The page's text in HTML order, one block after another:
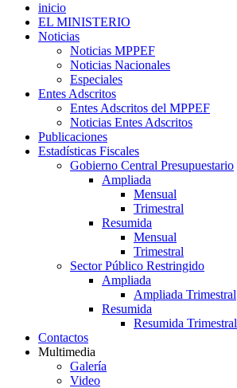
inicio
EL MINISTERIO
Noticias
Noticias MPPEF
Noticias Nacionales
Especiales
Entes Adscritos
Entes Adscritos del MPPEF
Noticias Entes Adscritos
Publicaciones
Estadísticas Fiscales
Gobierno Central Presupuestario
Ampliada
Mensual
Trimestral
Resumida
Mensual
Trimestral
Sector Público Restringido
Ampliada
Ampliada Trimestral
Resumida
Resumida Trimestral
Contactos
Multimedia
Galería
Video